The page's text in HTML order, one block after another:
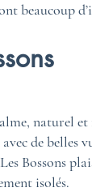
beaucoup
naturel
de belles
Bossons
isolés.